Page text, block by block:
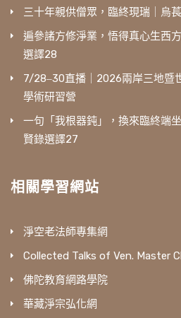
三十年親供僧眾，臨終現瑞｜烏
遍參諸方修淨業，悟得真心生西
選譯28
7/28‒30直播｜2026兩岸三地暨
學術研習營
一句「我根器鈍」，換來臨終端
賢錄選譯27
相關學習網站
淨空老法師專集網
Collected Talks of Ven. Master
佛陀教育網路學院
華藏淨宗弘化網